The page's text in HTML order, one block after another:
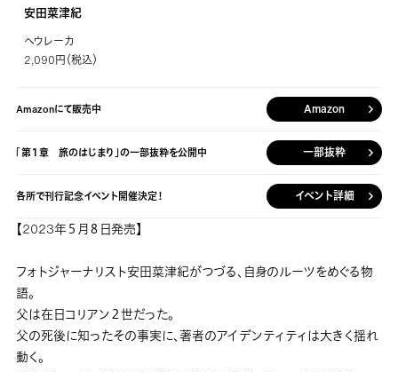
安田菜津紀
ヘウレーカ
2,090円（税込）
Amazonにて販売中 Amazon
「第１章 旅のはじまり」の一部抜粋を公開中 一部抜粋
各所で刊行記念イベント開催決定！ イベント詳細
【2023年５月８日発売】
フォトジャーナリスト安田菜津紀がつづる、自身のルーツをめぐる物
語。
父は在日コリアン２世だった。
父の死後に知ったその事実に、著者のアイデンティティは大きく揺れ
動く。